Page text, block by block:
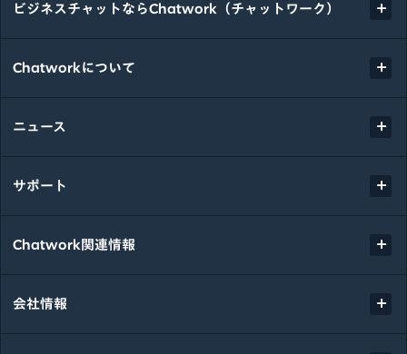
ビジネスチャットならChatwork（チャットワーク）
Chatworkについて
ニュース
サポート
Chatwork関連情報
会社情報